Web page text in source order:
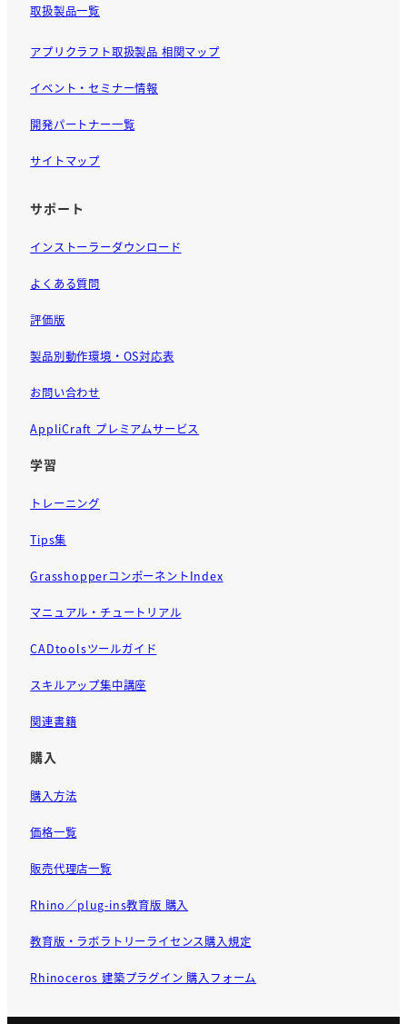
取扱製品一覧
アプリクラフト取扱製品 相関マップ
イベント・セミナー情報
開発パートナー一覧
サイトマップ
サポート
インストーラーダウンロード
よくある質問
評価版
製品別動作環境・OS対応表
お問い合わせ
AppliCraft プレミアムサービス
学習
トレーニング
Tips集
GrasshopperコンポーネントIndex
マニュアル・チュートリアル
CADtoolsツールガイド
スキルアップ集中講座
関連書籍
購入
購入方法
価格一覧
販売代理店一覧
Rhino／plug-ins教育版 購入
教育版・ラボラトリーライセンス購入規定
Rhinoceros 建築プラグイン 購入フォーム